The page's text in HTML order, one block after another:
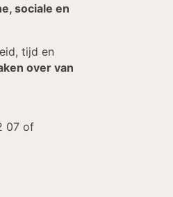
sociale en
tijd en
over van
07 of